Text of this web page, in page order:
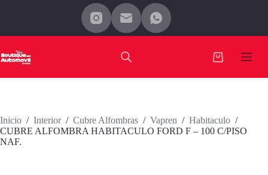
Carro
Inicio / Interior / Cubre Alfombras / Vapren / Habitaculo /
CUBRE ALFOMBRA HABITACULO FORD F – 100 C/PISO
NAF.